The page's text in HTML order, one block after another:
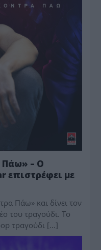
Πάω» – Ο
επιστρέφει με
Πάω» και δίνει τον
του τραγούδι. Το
τραγούδι […]